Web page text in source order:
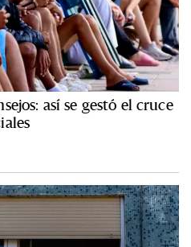
así se gestó el cruce